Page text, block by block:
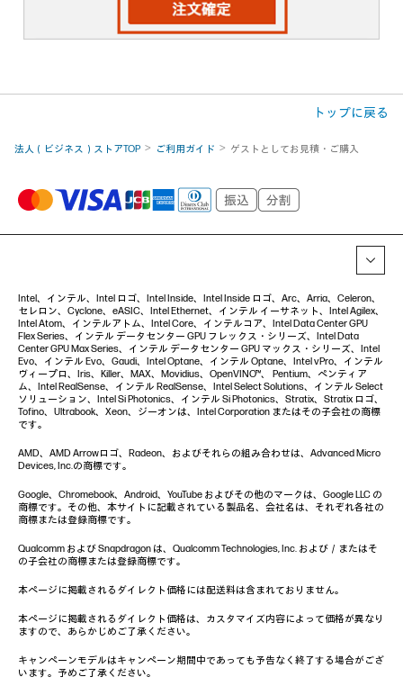
トップに戻る
法人（ビジネス）ストアTOP ご利用ガイド ゲストとしてお見積・ご購入
Intel、インテル、Intel ロゴ、Intel Inside、Intel Inside ロゴ、Arc、Arria、Celeron、
セレロン、Cyclone、eASIC、Intel Ethernet、インテル イーサネット、Intel Agilex、
Intel Atom、インテルアトム、Intel Core、インテルコア、Intel Data Center GPU
Flex Series、インテル データセンター GPU フレックス・シリーズ、Intel Data
Center GPU Max Series、インテル データセンター GPU マックス・シリーズ、Intel
Evo、インテル Evo、Gaudi、Intel Optane、インテル Optane、Intel vPro、インテル
ヴィープロ、Iris、Killer、MAX、Movidius、OpenVINO™、 Pentium、ペンティア
ム、Intel RealSense、インテル RealSense、Intel Select Solutions、インテル Select
ソリューション、Intel Si Photonics、インテル Si Photonics、Stratix、Stratix ロゴ、
Tofino、Ultrabook、Xeon、ジーオンは、Intel Corporation またはその子会社の商標
です。
AMD、AMD Arrowロゴ、Radeon、およびそれらの組み合わせは、Advanced Micro
Devices, Inc.の商標です。
Google、Chromebook、Android、YouTube およびその他のマークは、Google LLC の
商標です。その他、本サイトに記載されている製品名、会社名は、それぞれ各社の
商標または登録商標です。
Qualcomm および Snapdragon は、Qualcomm Technologies, Inc. および／またはそ
の子会社の商標または登録商標です。
本ページに掲載されるダイレクト価格には配送料は含まれておりません。
本ページに掲載されるダイレクト価格は、カスタマイズ内容によって価格が異なり
ますので、あらかじめご了承ください。
キャンペーンモデルはキャンペーン期間中であっても予告なく終了する場合がござ
います。予めご了承ください。